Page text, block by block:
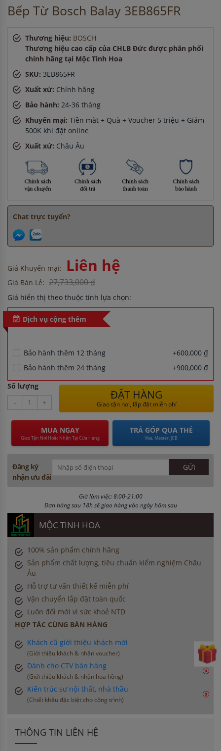
Anh Quang -ở Hải Dương đã đặt máy rửa bát cách đây 30
phút
Chị Hương
Bếp Từ Bosch Balay 3EB865FR
Thương hiệu: BOSCH
Thương hiệu cao cấp của CHLB Đức được phân phối
chính hãng tại Mộc Tinh Hoa
SKU: 3EB865FR
Xuất xứ: Chính hãng
Bảo hành: 24-36 tháng
Khuyến mại: Tiền mặt + Quà + Voucher 5 triệu + Giảm
500K khi đặt online
Xuất xứ: Châu Âu
Chat trực tuyến?
Giá Khuyến mại: Liên hệ
Giá Bán Lẻ: 27,733,000 ₫
Giá hiển thị theo thuộc tính lựa chọn:
Dịch vụ cộng thêm
Bảo hành thêm 12 tháng
+600,000 ₫
Bảo hành thêm 24 tháng
+900,000 ₫
Số lượng
-
+
ĐẶT HÀNG
Giao tận nơi, lắp đặt miễn phí
MUA NGAY
Giao Tận Nơi Hoặc Nhận Tại Cửa Hàng
TRẢ GÓP QUA THẺ
Visa, Master, JCB
Đăng ký
nhận ưu đãi
Giờ làm việc: 8:00-21:00
Đơn hàng sau 18h sẽ giao hàng vào ngày hôm sau
MỘC TINH HOA
100% sản phẩm chính hãng
Sản phẩm chất lượng, tiêu chuẩn kiểm nghiệm Châu
Âu
Hỗ trợ tư vấn thiết kế miễn phí
Vận chuyển lắp đặt toàn quốc
Luôn đổi mới vì sức khoẻ NTD
HỢP TÁC CÙNG BÁN HÀNG
Khách cũ giới thiệu khách mới
(Giới thiệu khách & nhận voucher)
Dành cho CTV bán hàng
(Giới thiệu khách & nhận hoa hồng)
Kiến trúc sư nội thất, nhà thầu
(Chiết khấu đặc biệt cho công trình)
THÔNG TIN LIÊN HỆ